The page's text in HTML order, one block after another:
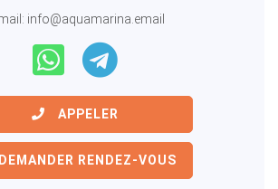
info@aquamarina.email
APPELER
DEMANDER RENDEZ-VOUS